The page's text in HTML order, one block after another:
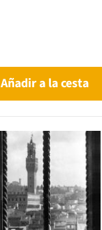
Añadir a la cesta